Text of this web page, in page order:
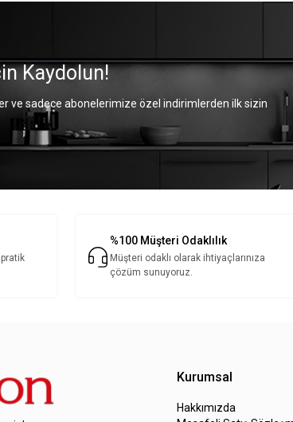
Kaydolun!
ve sadece abonelerimize özel indirimlerden ilk sizin
%100 Müşteri Odaklılık
Müşteri odaklı olarak ihtiyaçlarınıza
çözüm sunuyoruz.
Kurumsal
Hakkımızda